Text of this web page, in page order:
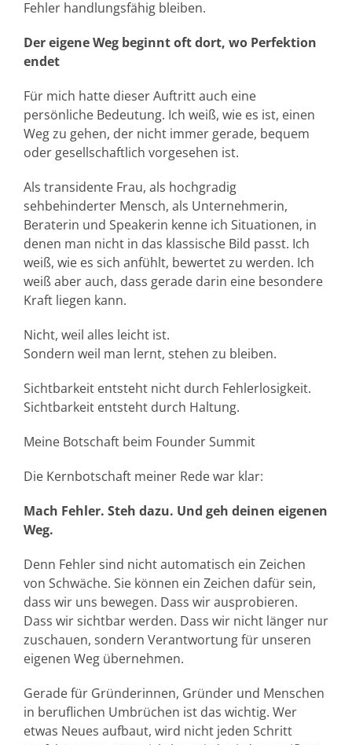
Fehler handlungsfähig bleiben.
Der eigene Weg beginnt oft dort, wo Perfektion
endet
Für mich hatte dieser Auftritt auch eine
persönliche Bedeutung. Ich weiß, wie es ist, einen
Weg zu gehen, der nicht immer gerade, bequem
oder gesellschaftlich vorgesehen ist.
Als transidente Frau, als hochgradig
sehbehinderter Mensch, als Unternehmerin,
Beraterin und Speakerin kenne ich Situationen, in
denen man nicht in das klassische Bild passt. Ich
weiß, wie es sich anfühlt, bewertet zu werden. Ich
weiß aber auch, dass gerade darin eine besondere
Kraft liegen kann.
Nicht, weil alles leicht ist.
Sondern weil man lernt, stehen zu bleiben.
Sichtbarkeit entsteht nicht durch Fehlerlosigkeit.
Sichtbarkeit entsteht durch Haltung.
Meine Botschaft beim Founder Summit
Die Kernbotschaft meiner Rede war klar:
Mach Fehler. Steh dazu. Und geh deinen eigenen
Weg.
Denn Fehler sind nicht automatisch ein Zeichen
von Schwäche. Sie können ein Zeichen dafür sein,
dass wir uns bewegen. Dass wir ausprobieren.
Dass wir sichtbar werden. Dass wir nicht länger nur
zuschauen, sondern Verantwortung für unseren
eigenen Weg übernehmen.
Gerade für Gründerinnen, Gründer und Menschen
in beruflichen Umbrüchen ist das wichtig. Wer
etwas Neues aufbaut, wird nicht jeden Schritt